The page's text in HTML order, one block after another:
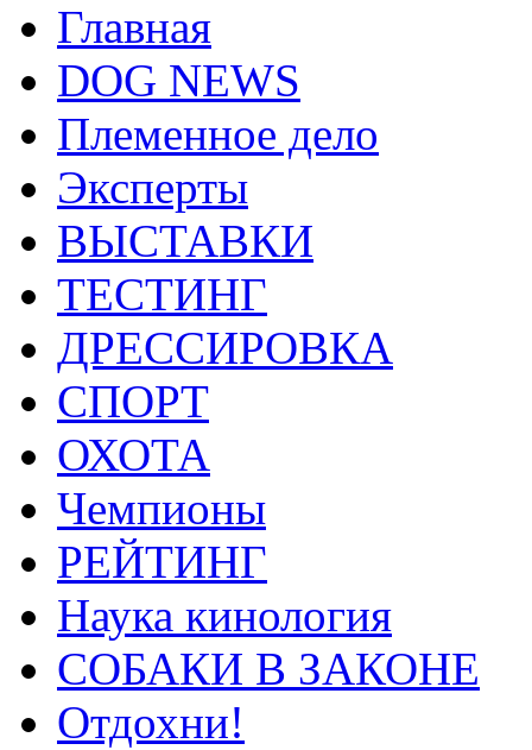
Главная
DOG NEWS
Племенное дело
Эксперты
ВЫСТАВКИ
ТЕСТИНГ
ДРЕССИРОВКА
СПОРТ
ОХОТА
Чемпионы
РЕЙТИНГ
Наука кинология
СОБАКИ В ЗАКОНЕ
Отдохни!